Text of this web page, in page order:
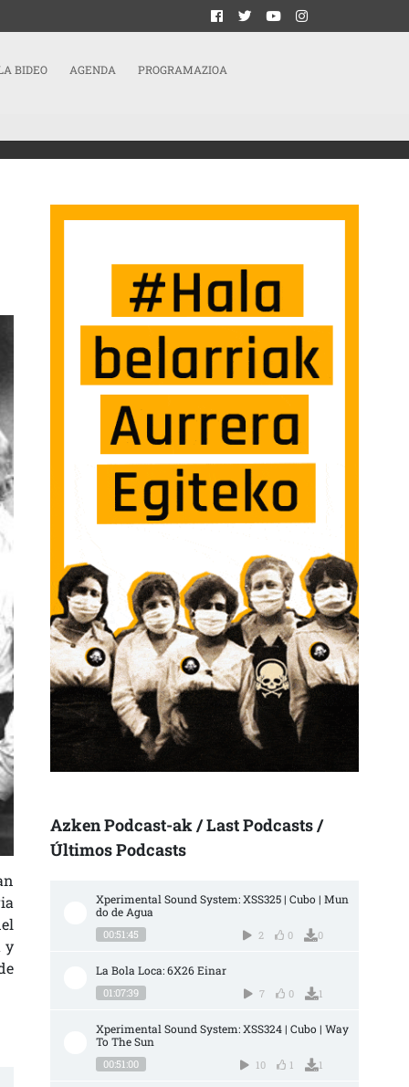
BIDEO AGENDA PROGRAMAZIOA
y
Azken Podcast-ak / Last Podcasts /
Últimos Podcasts
Xperimental Sound System: XSS325 | Cubo | Mun
do de Agua
00:51:45 2 0 0
La Bola Loca: 6X26 Einar
01:07:39 7 0 1
Xperimental Sound System: XSS324 | Cubo | Way
To The Sun
00:51:00 10 1 1